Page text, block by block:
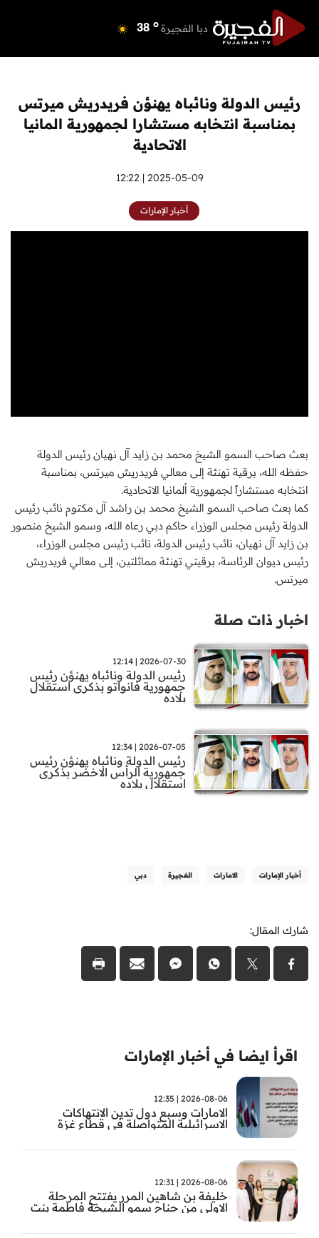
دبا الفجيرة 38 o
أم القيوين 39 o
راس الخيمة 40 o
36 o
رئيس الدولة ونائباه يهنؤن فريدريش ميرتس
بمناسبة انتخابه مستشارا لجمهورية المانيا
الاتحادية
2025-05-09 | 12:22
أخبار الإمارات
بعث صاحب السمو الشيخ محمد بن زايد آل نهيان رئيس الدولة
حفظه الله، برقية تهنئة إلى معالي فريدريش ميرتس، بمناسبة
انتخابه مستشاراً لجمهورية ألمانيا الاتحادية.
كما بعث صاحب السمو الشيخ محمد بن راشد آل مكتوم نائب رئيس
الدولة رئيس مجلس الوزراء حاكم دبي رعاه الله، وسمو الشيخ منصور
بن زايد آل نهيان، نائب رئيس الدولة، نائب رئيس مجلس الوزراء،
رئيس ديوان الرئاسة، برقيتي تهنئة مماثلتين، إلى معالي فريدريش
ميرتس.
اخبار ذات صلة
2026-07-30 | 12:14
رئيس الدولة ونائباه يهنؤن رئيس
جمهورية فانواتو بذكرى استقلال
بلاده
2026-07-05 | 12:34
رئيس الدولة ونائباه يهنؤن رئيس
جمهورية الرأس الاخضر بذكرى
استقلال بلاده
أخبار الإمارات الامارات الفجيرة دبي
شارك المقال:
اقرأ ايضا في أخبار الإمارات
2026-08-06 | 12:35
الامارات وسبع دول تدين الانتهاكات
الاسرائيلية المتواصلة في قطاع غزة
2026-08-06 | 12:31
خليفة بن شاهين المرر يفتتح المرحلة
الاولى من جناح سمو الشيخة فاطمة بنت
مستشفى المقاصد